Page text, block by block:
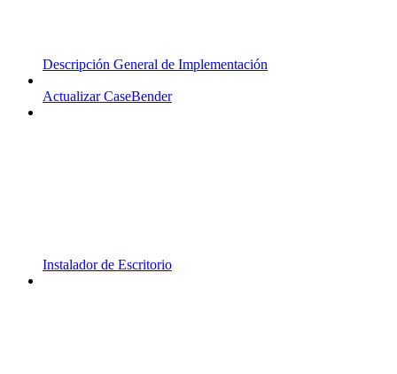
Descripción General de Implementación
Actualizar CaseBender
Instalador de Escritorio